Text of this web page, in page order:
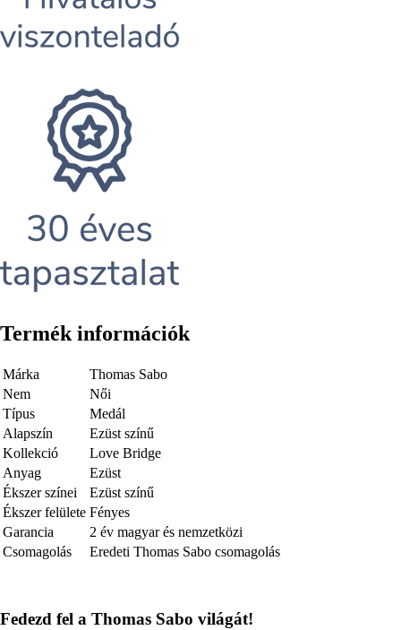
Termék információk
Márka
Thomas Sabo
Nem
Női
Típus
Medál
Alapszín
Ezüst színű
Kollekció
Love Bridge
Anyag
Ezüst
Ékszer színei
Ezüst színű
Ékszer felülete Fényes
Garancia
2 év magyar és nemzetközi
Csomagolás
Eredeti Thomas Sabo csomagolás
Fedezd fel a Thomas Sabo világát!